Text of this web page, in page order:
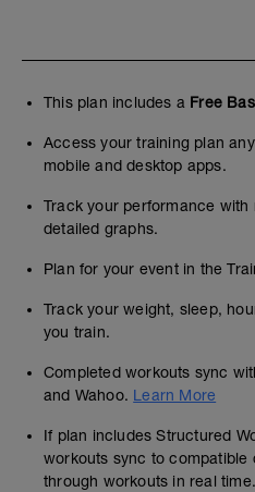
This plan includes a Free
Access your training plan
mobile and desktop apps.
Track your performance
detailed graphs.
Plan for your event in the
Track your weight, sleep,
you train.
Completed workouts sync
and Wahoo. Learn More
If plan includes Structured
workouts sync to compatible
through workouts in real time.